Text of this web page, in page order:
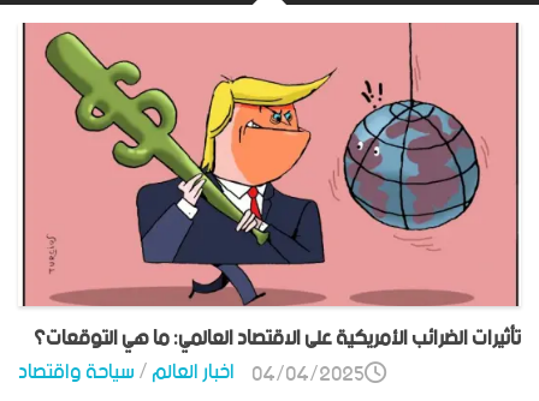
تأثيرات الضرائب الأمريكية على الاقتصاد العالمي: ما هي التوقعات؟
اخبار العالم/سياحة واقتصاد 04/04/2025